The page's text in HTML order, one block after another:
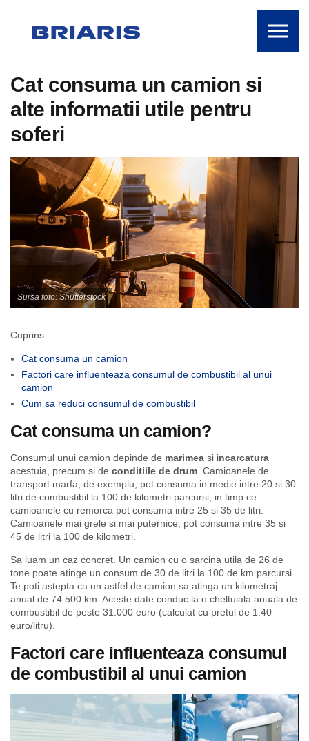
Cat consuma un camion si
alte informatii utile pentru
soferi
Sursa foto: Shutterstock
Cuprins:
Cat consuma un camion
Factori care influenteaza consumul de combustibil al unui
camion
Cum sa reduci consumul de combustibil
Cat consuma un camion?
Consumul unui camion depinde de marimea si incarcatura
acestuia, precum si de conditiile de drum. Camioanele de
transport marfa, de exemplu, pot consuma in medie intre 20 si 30
litri de combustibil la 100 de kilometri parcursi, in timp ce
camioanele cu remorca pot consuma intre 25 si 35 de litri.
Camioanele mai grele si mai puternice, pot consuma intre 35 si
45 de litri la 100 de kilometri.
Sa luam un caz concret. Un camion cu o sarcina utila de 26 de
tone poate atinge un consum de 30 de litri la 100 de km parcursi.
Te poti astepta ca un astfel de camion sa atinga un kilometraj
anual de 74.500 km. Aceste date conduc la o cheltuiala anuala de
combustibil de peste 31.000 euro (calculat cu pretul de 1.40
euro/litru).
Factori care influenteaza consumul
de combustibil al unui camion